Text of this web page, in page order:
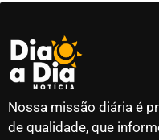
Nossa missão diária é
de qualidade, que